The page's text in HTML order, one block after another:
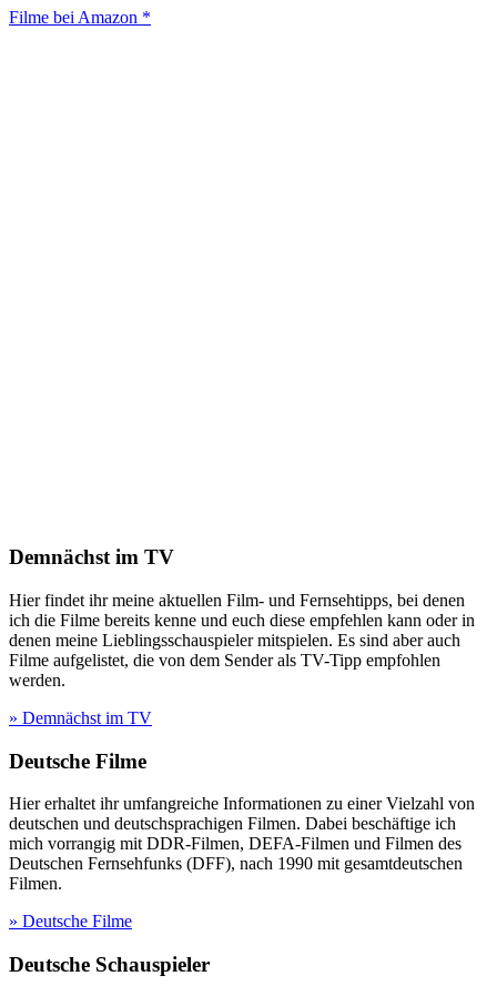
Filme bei Amazon *
Demnächst im TV
Hier findet ihr meine aktuellen Film- und Fernsehtipps, bei denen
ich die Filme bereits kenne und euch diese empfehlen kann oder in
denen meine Lieblingsschauspieler mitspielen. Es sind aber auch
Filme aufgelistet, die von dem Sender als TV-Tipp empfohlen
werden.
» Demnächst im TV
Deutsche Filme
Hier erhaltet ihr umfangreiche Informationen zu einer Vielzahl von
deutschen und deutschsprachigen Filmen. Dabei beschäftige ich
mich vorrangig mit DDR-Filmen, DEFA-Filmen und Filmen des
Deutschen Fernsehfunks (DFF), nach 1990 mit gesamtdeutschen
Filmen.
» Deutsche Filme
Deutsche Schauspieler